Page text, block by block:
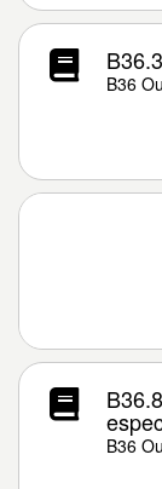
B36
B36